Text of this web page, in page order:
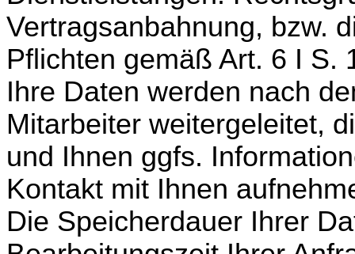
Vertragsanbahnung, bzw.
Pflichten gemäß Art. 6 I S.
Ihre Daten werden nach
Mitarbeiter weitergeleitet,
und Ihnen ggfs.
Kontakt mit Ihnen
Die Speicherdauer Ihrer